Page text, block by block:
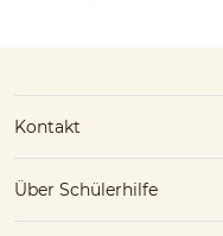
Kontakt
Über Schülerhilfe